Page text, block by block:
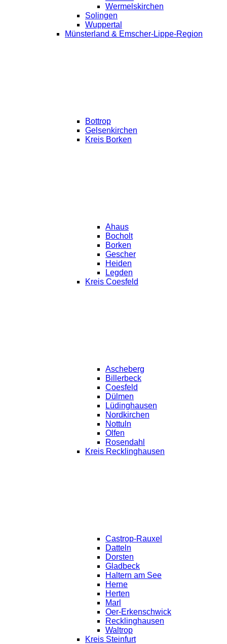
Wermelskirchen
Solingen
Wuppertal
Münsterland & Emscher-Lippe-Region
Bottrop
Gelsenkirchen
Kreis Borken
Ahaus
Bocholt
Borken
Gescher
Heiden
Legden
Kreis Coesfeld
Ascheberg
Billerbeck
Coesfeld
Dülmen
Lüdinghausen
Nordkirchen
Nottuln
Olfen
Rosendahl
Kreis Recklinghausen
Castrop-Rauxel
Datteln
Dorsten
Gladbeck
Haltern am See
Herne
Herten
Marl
Oer-Erkenschwick
Recklinghausen
Waltrop
Kreis Steinfurt